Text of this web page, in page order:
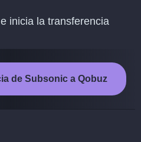
inicia la transferencia
de Subsonic a Qobuz